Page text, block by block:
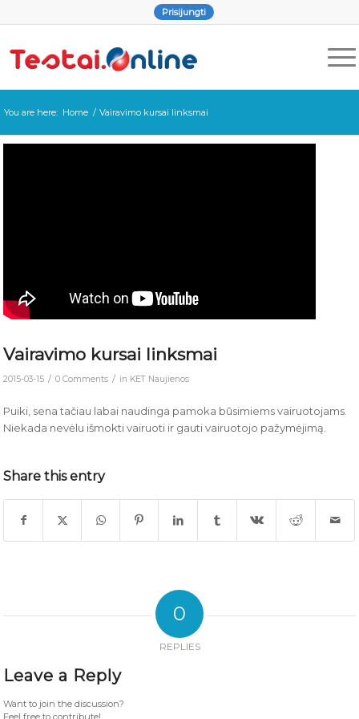
Prisijungti
You are here: Home / Vairavimo kursai linksmai
Vairavimo kursai linksmai
2015-03-15 / 0 Comments / in KET Naujienos
Puiki, sena tačiau labai naudinga pamoka būsimiems vairuotojams.
Niekada nevėlu išmokti vairuoti ir gauti vairuotojo pažymėjimą.
Share this entry
0
REPLIES
Leave a Reply
Want to join the discussion?
Feel free to contribute!